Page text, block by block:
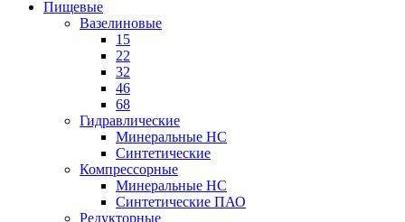
Пищевые
Вазелиновые
15
22
32
46
68
Гидравлические
Минеральные HC
Синтетические
Компрессорные
Минеральные HC
Синтетические ПАО
Редукторные